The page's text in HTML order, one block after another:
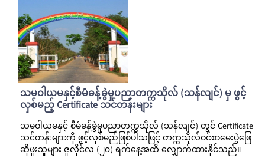
သမဝါယမနှင့်စီမံခန့်ခွဲမှုပညာတက္ကသိုလ် (သန်လျင်) မှ ဖွင့်
လှစ်မည့် Certificate သင်တန်းများ
သမဝါယမနှင့် စီမံခန့်ခွဲမှုပညာတက္ကသိုလ် (သန်လျင်) တွင် Certificate
သင်တန်းများကို ဖွင့်လှစ်မည်ဖြစ်ပါသဖြင့် တက္ကသိုလ်ဝင်စာမေးပွဲဖြေ
ဆိုဖူးသူများ ဇူလိုင်လ (၂၀) ရက်နေ့အထိ လျှောက်ထားနိုင်သည်။